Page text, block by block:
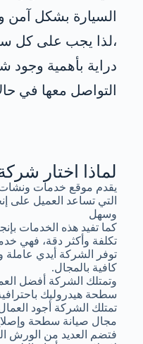
السيارة بشكل آمن
،لذا يجب على كل
دراية بأهمية
التواصل معها في
لماذا اختار
يقدم موقع خدمات ونشات
التي تساعد العميل على
وسهل
كما تفيد هذه الخدمات
تكلفة وأكثر دقة، فهي
توفر الشركة أيدي
كافية بالمجال.
وتمتلك الشركة أفضل
سطحة هيدروليك
تمتلك الشركة أجود
مجال صيانة سطحة
فتضم العديد من الورش